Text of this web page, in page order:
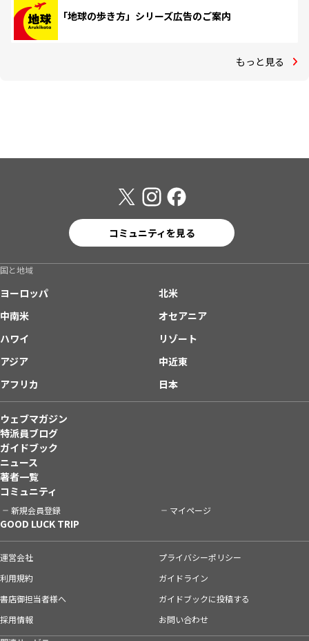
「地球の歩き方」シリーズ広告のご案内
もっと見る
コミュニティを見る
国と地域
ヨーロッパ
北米
中南米
オセアニア
ハワイ
リゾート
アジア
中近東
アフリカ
日本
ウェブマガジン
特派員ブログ
ガイドブック
ニュース
著者一覧
コミュニティ
新規会員登録 マイページ
GOOD LUCK TRIP
運営会社
プライバシーポリシー
利用規約
ガイドライン
書店御担当者様へ
ガイドブックに投稿する
採用情報
お問い合わせ